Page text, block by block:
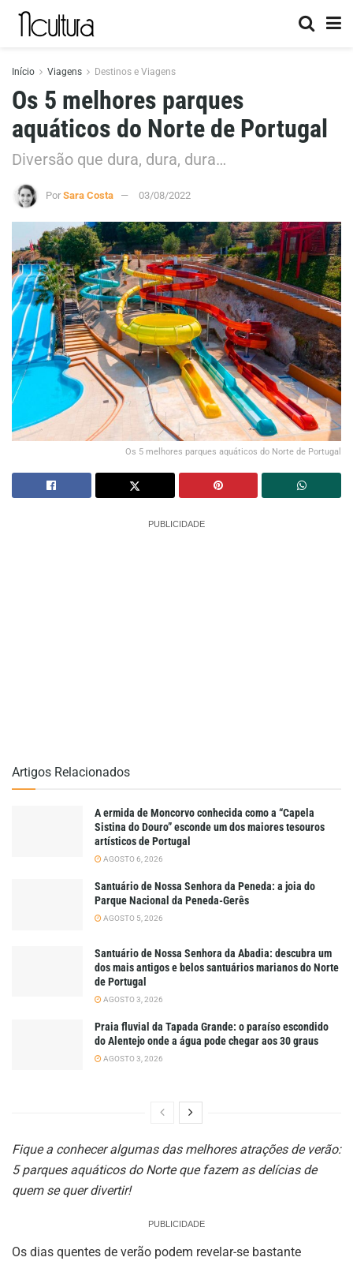
Início Viagens Destinos e Viagens
Os 5 melhores parques
aquáticos do Norte de Portugal
Diversão que dura, dura, dura…
Por Sara Costa 03/08/2022
Os 5 melhores parques aquáticos do Norte de Portugal
PUBLICIDADE
Artigos Relacionados
A ermida de Moncorvo conhecida como a “Capela
Sistina do Douro” esconde um dos maiores tesouros
artísticos de Portugal
AGOSTO 6, 2026
Santuário de Nossa Senhora da Peneda: a joia do
Parque Nacional da Peneda-Gerês
AGOSTO 5, 2026
Santuário de Nossa Senhora da Abadia: descubra um
dos mais antigos e belos santuários marianos do Norte
de Portugal
AGOSTO 3, 2026
Praia fluvial da Tapada Grande: o paraíso escondido
do Alentejo onde a água pode chegar aos 30 graus
AGOSTO 3, 2026
Fique a conhecer algumas das melhores atrações de verão:
5 parques aquáticos do Norte que fazem as delícias de
quem se quer divertir!
PUBLICIDADE
Os dias quentes de verão podem revelar-se bastante